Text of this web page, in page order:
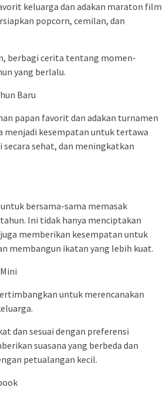
keluarga dan adakan maraton film
popcorn, cemilan, dan
berbagi cerita tentang momen-
yang berlalu.
Baru
papan favorit dan adakan turnamen
menjadi kesempatan untuk tertawa
sehat, dan meningkatkan
bersama-sama memasak
Ini tidak hanya menciptakan
memberikan kesempatan untuk
membangun ikatan yang lebih kuat.
untuk merencanakan
dan sesuai dengan preferensi
suasana yang berbeda dan
petualangan kecil.